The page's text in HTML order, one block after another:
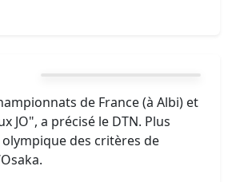
de France (à Albi) et
JO", a précisé le DTN. Plus
des critères de